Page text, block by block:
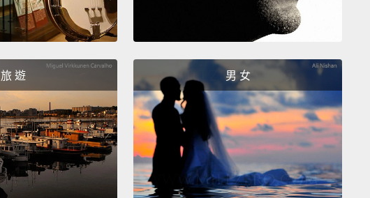
你附近有血嗎？
Um...
No, she doesn't know Stephen. We don't know him.
不，她不認識史蒂芬。我們不認識他。
Is that a guy I hooked up with?
是我睡過的傢伙嗎？
旅 遊 男 女